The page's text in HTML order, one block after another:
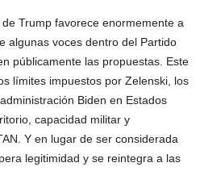
Trump favorece enormemente a
algunas voces dentro del Partido
públicamente las propuestas. Este
límites impuestos por Zelenski, los
Biden en Estados
capacidad militar y
Y en lugar de ser considerada
legitimidad y se reintegra a las